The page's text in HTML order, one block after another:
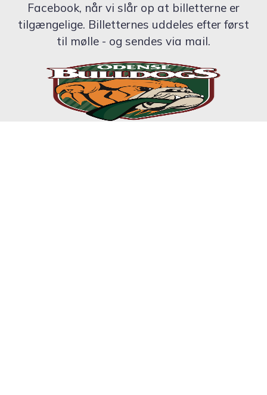
Facebook, når vi slår op at billetterne er
tilgængelige. Billetternes uddeles efter først
til mølle - og sendes via mail.